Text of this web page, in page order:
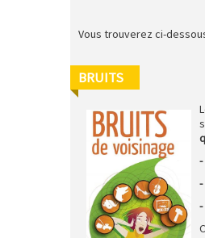
Vous trouverez ci-
BRUITS
-
-